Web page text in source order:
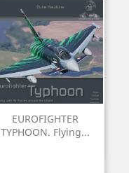
EUROFIGHTER
TYPHOON. Flying...